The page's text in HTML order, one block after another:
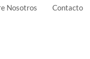
Nosotros Contacto